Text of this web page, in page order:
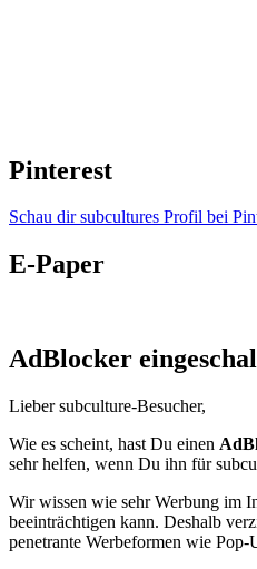
Pinterest
Schau dir subcultures Profil bei
E-Paper
AdBlocker
Lieber subculture-Besucher,
Wie es scheint, hast Du einen
sehr helfen, wenn Du ihn für
Wir wissen wie sehr Werbung im
beeinträchtigen kann. Deshalb
penetrante Werbeformen wie Pop-